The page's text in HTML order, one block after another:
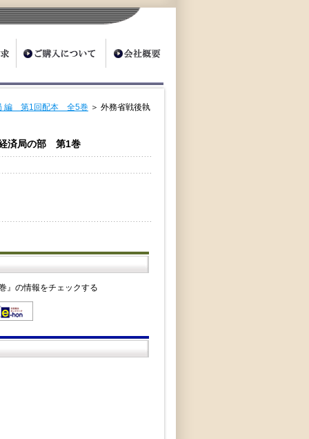
編 第1回配本 全5巻 ＞ 外務省戦後執
済局の部 第1巻
』の情報をチェックする